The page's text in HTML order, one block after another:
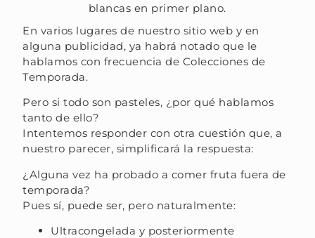
En varios lugares de nuestro sitio web y en
alguna publicidad, ya habrá notado que le
hablamos con frecuencia de Colecciones de
Temporada.
Pero si todo son pasteles, ¿por qué hablamos
tanto de ello?
Intentemos responder con otra cuestión que, a
nuestro parecer, simplificará la respuesta:
¿Alguna vez ha probado a comer fruta fuera de
temporada?
Pues sí, puede ser, pero naturalmente:
Ultracongelada y posteriormente